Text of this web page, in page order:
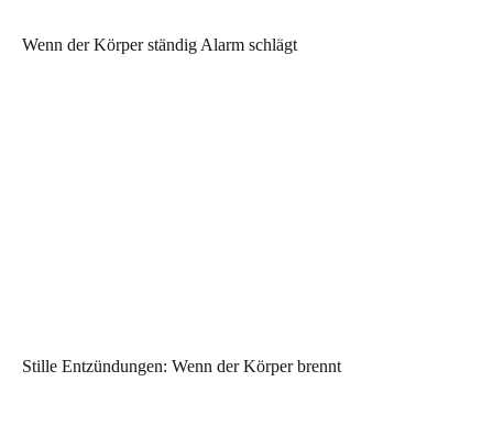
Wenn der Körper ständig Alarm schlägt
Stille Entzündungen: Wenn der Körper brennt